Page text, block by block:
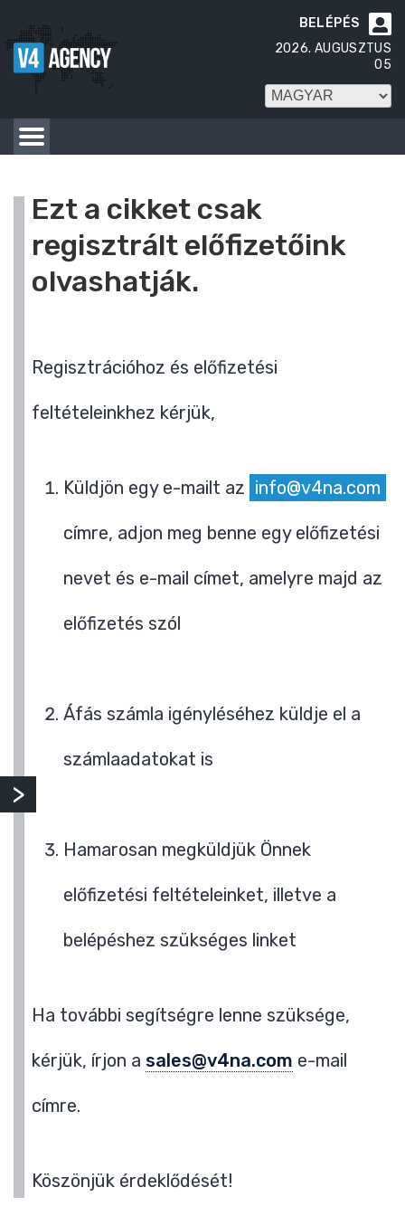

BELÉPÉS
2026. AUGUSZTUS
05
Ezt a cikket csak
regisztrált előfizetőink
olvashatják.
Regisztrációhoz és előfizetési
feltételeinkhez kérjük,
Küldjön egy e-mailt az info@v4na.com
címre, adjon meg benne egy előfizetési
nevet és e-mail címet, amelyre majd az
előfizetés szól
Áfás számla igényléséhez küldje el a
számlaadatokat is
Hamarosan megküldjük Önnek
előfizetési feltételeinket, illetve a
belépéshez szükséges linket
Ha további segítségre lenne szüksége,
kérjük, írjon a sales@v4na.com e-mail
címre.
Köszönjük érdeklődését!